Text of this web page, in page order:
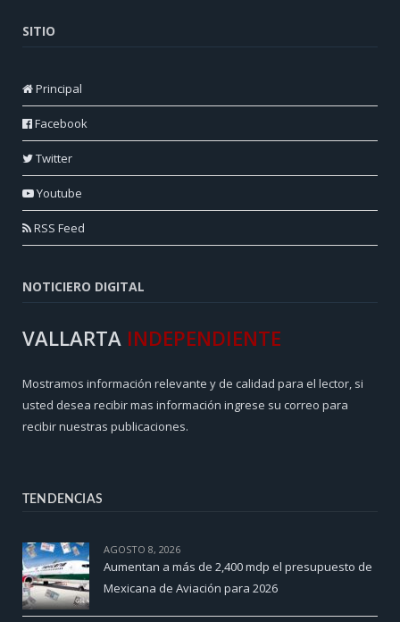
SITIO
Principal
Facebook
Twitter
Youtube
RSS Feed
NOTICIERO DIGITAL
VALLARTA INDEPENDIENTE
Mostramos información relevante y de calidad para el lector, si
usted desea recibir mas información ingrese su correo para
recibir nuestras publicaciones.
TENDENCIAS
AGOSTO 8, 2026
Aumentan a más de 2,400 mdp el presupuesto de
Mexicana de Aviación para 2026